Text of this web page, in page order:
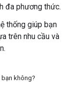
đa phương thức.
thống giúp bạn
trên nhu cầu và
không?